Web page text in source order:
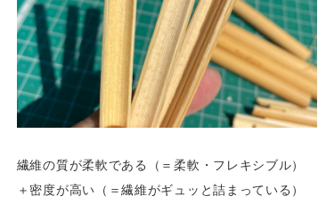
繊維の質が柔軟である（＝柔軟・フレキシブル）
＋密度が高い（＝繊維がギュッと詰まっている）